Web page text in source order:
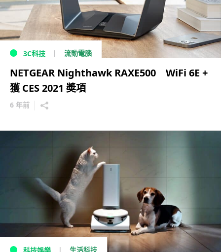
3C科技 流動電腦
NETGEAR Nighthawk RAXE500 WiFi 6E +
獲 CES 2021 奬項
6 年前
生活科技